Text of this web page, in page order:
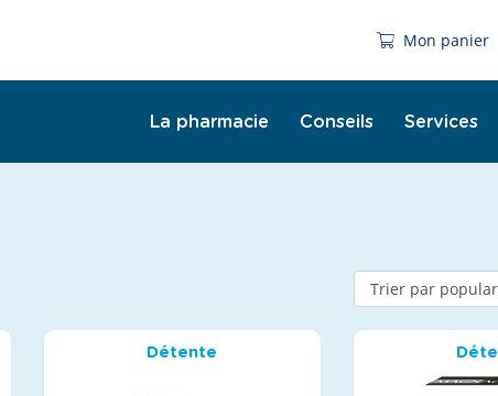
Mon panier
La pharmacie Conseils Services
Détente